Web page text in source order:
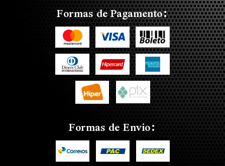
Formas de Pagamento:
Formas de Envio: